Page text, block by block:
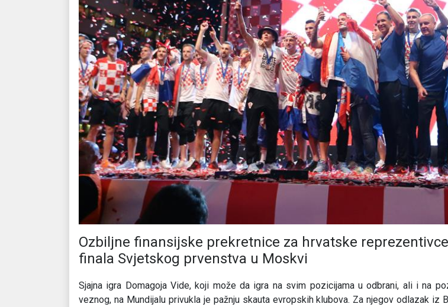
Ozbiljne finansijske prekretnice za hrvatske
finala Svjetskog prvenstva u Moskvi
Sjajna igra Domagoja Vide, koji može da igra na svim pozicijama u odbrani, ali i na
veznog, na Mundijalu privukla je pažnju skauta evropskih klubova. Za njegov odlazak iz